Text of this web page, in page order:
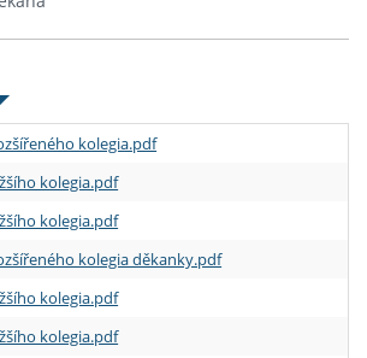
kolegia.pdf
kolegia.pdf
kolegia.pdf
kolegia děkanky.pdf
kolegia.pdf
kolegia.pdf